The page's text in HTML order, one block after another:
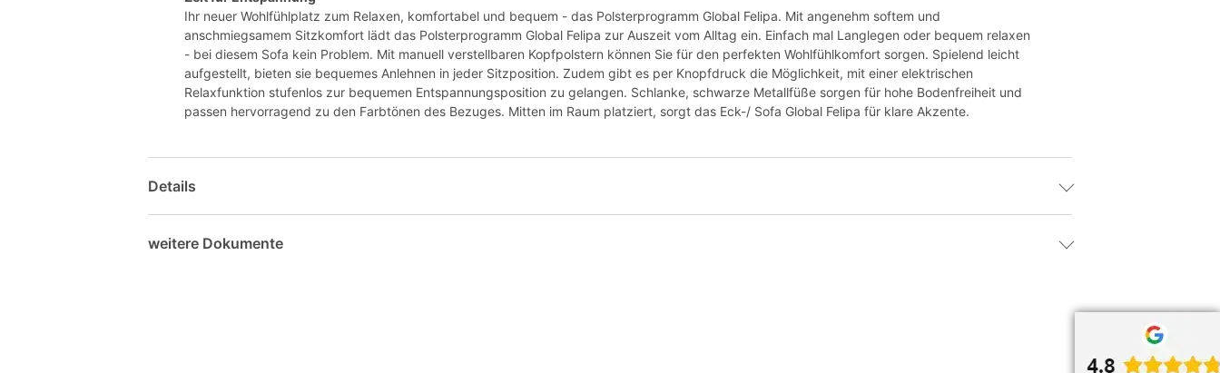
Ihr neuer Wohlfühlplatz zum Relaxen, komfortabel und bequem - das Polsterprogramm Global Felipa. Mit angenehm softem und
anschmiegsamem Sitzkomfort lädt das Polsterprogramm Global Felipa zur Auszeit vom Alltag ein. Einfach mal Langlegen oder bequem relaxen
- bei diesem Sofa kein Problem. Mit manuell verstellbaren Kopfpolstern können Sie für den perfekten Wohlfühlkomfort sorgen. Spielend leicht
aufgestellt, bieten sie bequemes Anlehnen in jeder Sitzposition. Zudem gibt es per Knopfdruck die Möglichkeit, mit einer elektrischen
Relaxfunktion stufenlos zur bequemen Entspannungsposition zu gelangen. Schlanke, schwarze Metallfüße sorgen für hohe Bodenfreiheit und
passen hervorragend zu den Farbtönen des Bezuges. Mitten im Raum platziert, sorgt das Eck-/ Sofa Global Felipa für klare Akzente.
Details
weitere Dokumente